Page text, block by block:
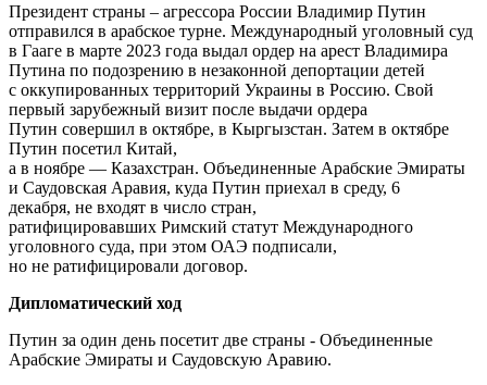
Президент страны – агрессора России Владимир Путин
отправился в арабское турне. Международный уголовный суд
в Гааге в марте 2023 года выдал ордер на арест Владимира
Путина по подозрению в незаконной депортации детей
с оккупированных территорий Украины в Россию. Свой
первый зарубежный визит после выдачи ордера
Путин совершил в октябре, в Кыргызстан. Затем в октябре
Путин посетил Китай,
а в ноябре — Казахстран. Объединенные Арабские Эмираты
и Саудовская Аравия, куда Путин приехал в среду, 6
декабря, не входят в число стран,
ратифицировавших Римский статут Международного
уголовного суда, при этом ОАЭ подписали,
но не ратифицировали договор.
Дипломатический ход
Путин за один день посетит две страны - Объединенные
Арабские Эмираты и Саудовскую Аравию.